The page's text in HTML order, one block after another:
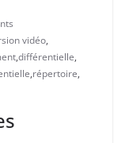
vidéo,
,différentielle,
,répertoire,